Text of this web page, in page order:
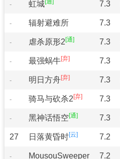
- 虹城 7.3
- 辐射避难所 7.3
- 虐杀原形2 7.3
- 最强蜗牛 7.3
- 明日方舟 7.3
- 骑马与砍杀2 7.3
- 黑神话悟空 7.3
27 日落黄昏时 7.2
- MousouSweeper 7.2